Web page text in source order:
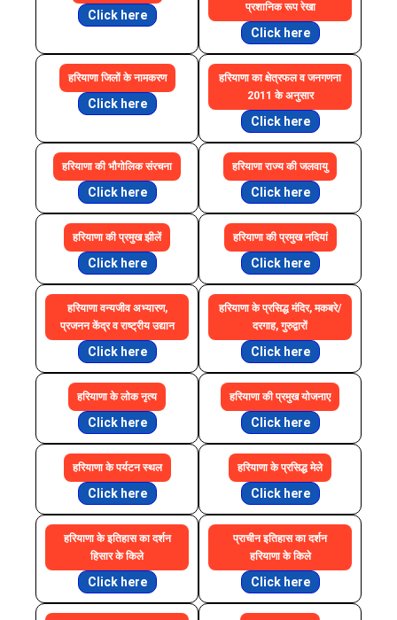
Click here
प्रशानिक रूप रेखा
Click here
हरियाणा जिलों के नामकरण
Click here
हरियाणा का क्षेत्रफल व जनगणना
2011 के अनुसार
Click here
हरियाणा की भौगोलिक संरचना
Click here
हरियाणा राज्य की जलवायु
Click here
हरियाणा की प्रमुख झीलें
Click here
हरियाणा की प्रमुख नदियां
Click here
हरियाणा वन्यजीव अभ्यारण,
प्रजनन केंद्र व राष्ट्रीय उद्यान
Click here
हरियाणा के प्रसिद्ध मंदिर, मकबरे/
दरगाह, गुरुद्वारों
Click here
हरियाणा के लोक नृत्य
Click here
हरियाणा की प्रमुख योजनाए
Click here
हरियाणा के पर्यटन स्थल
Click here
हरियाणा के प्रसिद्ध मेले
Click here
हरियाणा के इतिहास का दर्शन
हिसार के किले
Click here
प्राचीन इतिहास का दर्शन
हरियाणा के किले
Click here